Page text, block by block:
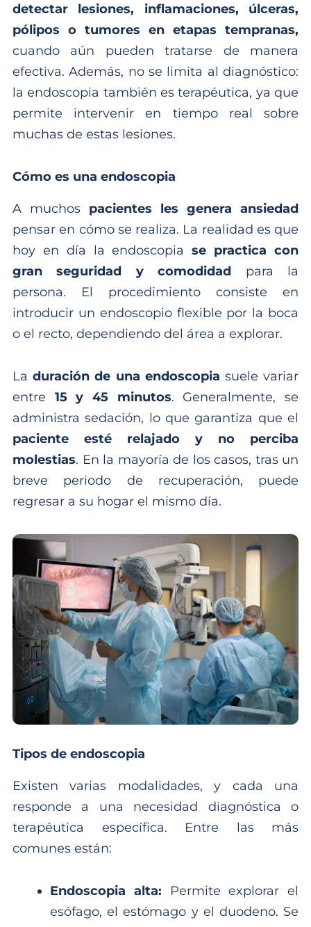
detectar lesiones, inflamaciones, úlceras,
pólipos o tumores en etapas tempranas,
cuando aún pueden tratarse de manera
efectiva. Además, no se limita al diagnóstico:
la endoscopia también es terapéutica, ya que
permite intervenir en tiempo real sobre
muchas de estas lesiones.
Cómo es una endoscopia
A muchos pacientes les genera ansiedad
pensar en cómo se realiza. La realidad es que
hoy en día la endoscopiase practica con
gran seguridad y comodidad para la
persona. El procedimiento consiste en
introducir un endoscopio flexible por la boca
o el recto, dependiendo del área a explorar.
Laduración de una endoscopia suele variar
entre 15 y 45 minutos. Generalmente, se
administra sedación, lo que garantiza que el
paciente esté relajado y no perciba
molestias. En la mayoría de los casos, tras un
breve periodo de recuperación, puede
regresar a su hogar el mismo día.
Tipos de endoscopia
Existen varias modalidades, y cada una
responde a una necesidad diagnóstica o
terapéutica específica. Entre las más
comunes están:
Endoscopia alta: Permite explorar el
esófago, el estómago y el duodeno. Se